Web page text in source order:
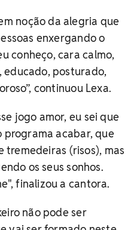
noção da alegria que
enxergando o
conheço, cara calmo,
educado, posturado,
continuou Lexa.
jogo amor, eu sei que
acabar, que
tremedeiras (risos), mas
os seus sonhos.
finalizou a cantora.
não pode ser